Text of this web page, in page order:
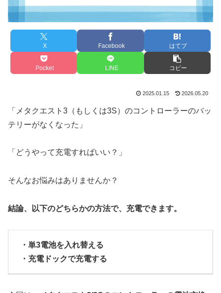
X Facebook はてブ
Pocket LINE コピー
2025.01.15 2026.05.20
「メタクエスト3（もしくは3S）のコントローラーのバッ
テリーがなくなった」
「どうやって充電すればいい？」
そんなお悩みはありませんか？
結論、以下のどちらかの方法で、充電できます。
・単3電池を入れ替える
・充電ドックで充電する